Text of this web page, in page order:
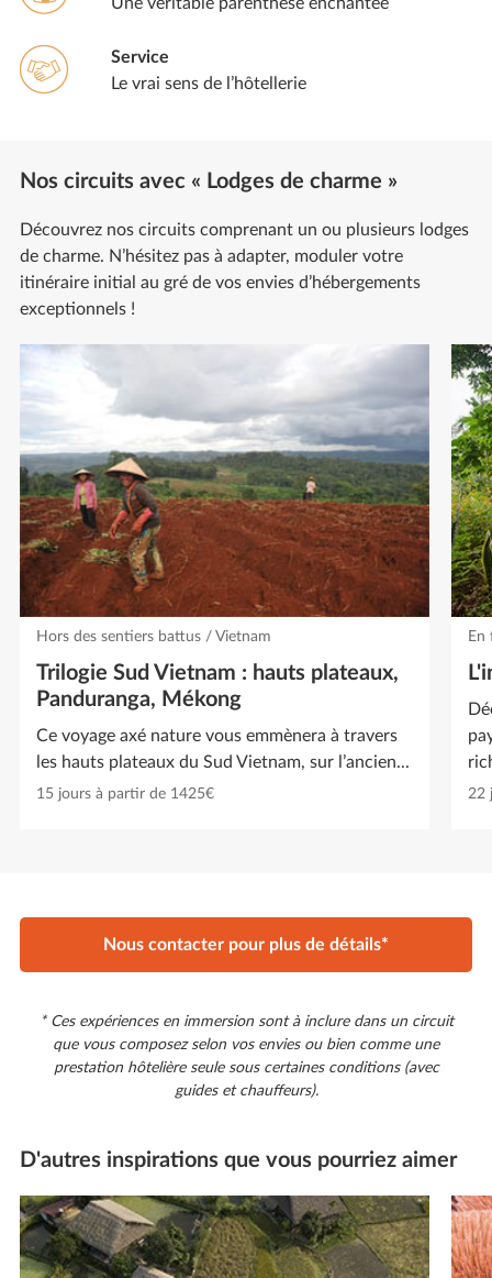
Service
Le vrai sens de l’hôtellerie
Nos circuits avec « Lodges de charme »
Découvrez nos circuits comprenant un ou plusieurs lodges
de charme. N’hésitez pas à adapter, moduler votre
itinéraire initial au gré de vos envies d’hébergements
exceptionnels !
Hors des sentiers battus / Vietnam
Trilogie Sud Vietnam : hauts plateaux,
Panduranga, Mékong
Ce voyage axé nature vous emmènera à travers
les hauts plateaux du Sud Vietnam, sur l’ancien...
15 jours à partir de 1425€
En
22
Nous contacter pour plus de détails*
* Ces expériences en immersion sont à inclure dans un circuit
que vous composez selon vos envies ou bien comme une
prestation hôtelière seule sous certaines conditions (avec
guides et chauffeurs).
D'autres inspirations que vous pourriez aimer